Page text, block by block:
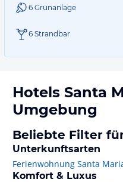
6 Grünanlage
6 Strandbar
Hotels Santa
Umgebung
Beliebte Filter
Unterkunftsarten
Ferienwohnung Santa
Komfort & Luxus